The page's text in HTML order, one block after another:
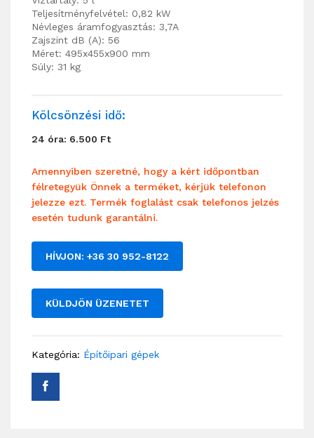
Teljesítményfelvétel: 0,82 kW
Névleges áramfogyasztás: 3,7A
Zajszint dB (A): 56
Méret: 495x455x900 mm
Súly: 31 kg
Kölcsönzési idő:
24 óra: 6.500 Ft
Amennyiben szeretné, hogy a kért időpontban
félretegyük Önnek a terméket, kérjük telefonon
jelezze ezt. Termék foglalást csak telefonos jelzés
esetén tudunk garantálni.
HÍVJON: +36 30 952-8122
KÜLDJÖN ÜZENETET
Kategória: Építőipari gépek